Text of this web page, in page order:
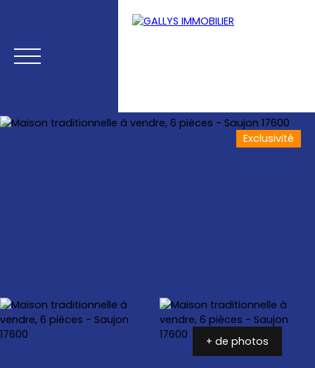
Exclusivité
+ de photos